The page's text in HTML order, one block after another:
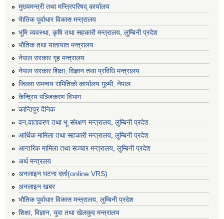
मुख्यमन्त्री तथा मन्त्रिपरिषद् कार्यालय
भैातिक पूर्वाधार विकास मन्त्रालय
भूमि व्यवस्था, कृषि तथा सहकारी मन्त्रालय, लु्म्बिनी प्रदेश
भाैतिक तथा यातायात मन्त्रालय
नेपाल सरकार गृह मन्त्रालय
नेपाल सरकार शिक्षा, विज्ञान तथा प्रविधि मन्त्रालय
जिल्ला समन्वय समितिको कार्यालय गुल्मी, नेपाल
केन्द्रिय पञ्जिकरण विभाग
कान्तिपुर दैनिक
वन,वातावरण तथा भू-संरक्षण मन्त्रालय, लुम्बिनी प्रदेश
आर्थिक मामिला तथा सहकारी मन्त्रालय, लुम्बिनी प्रदेश
आन्तरिक मामिला तथा सञ्चार मन्त्रालय, लुम्बिनी प्रदेश
अर्थ मन्त्रलय
अनलाइन घटना दर्ता(online VRS)
अनलाइन खबर
भौतिक पूर्वाधार विकास मन्त्रालय, लुम्बिनी प्रदेश
शिक्षा, विज्ञान, युवा तथा खेलकुद मन्‍‍त्रालय